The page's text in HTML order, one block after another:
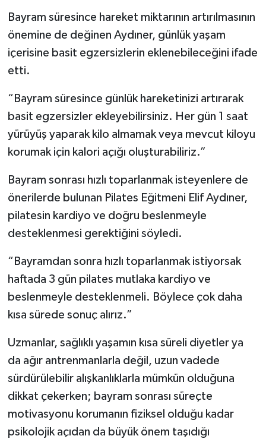
Bayram süresince hareket miktarının artırılmasının
önemine de değinen Aydıner, günlük yaşam
içerisine basit egzersizlerin eklenebileceğini ifade
etti.
“Bayram süresince günlük hareketinizi artırarak
basit egzersizler ekleyebilirsiniz. Her gün 1 saat
yürüyüş yaparak kilo almamak veya mevcut kiloyu
korumak için kalori açığı oluşturabiliriz.”
Bayram sonrası hızlı toparlanmak isteyenlere de
önerilerde bulunan Pilates Eğitmeni Elif Aydıner,
pilatesin kardiyo ve doğru beslenmeyle
desteklenmesi gerektiğini söyledi.
“Bayramdan sonra hızlı toparlanmak istiyorsak
haftada 3 gün pilates mutlaka kardiyo ve
beslenmeyle desteklenmeli. Böylece çok daha
kısa sürede sonuç alırız.”
Uzmanlar, sağlıklı yaşamın kısa süreli diyetler ya
da ağır antrenmanlarla değil, uzun vadede
sürdürülebilir alışkanlıklarla mümkün olduğuna
dikkat çekerken; bayram sonrası süreçte
motivasyonu korumanın fiziksel olduğu kadar
psikolojik açıdan da büyük önem taşıdığı